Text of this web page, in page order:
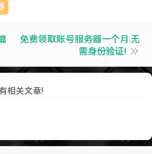
免费领取账号服务器一个月.无
需身份验证!
相关文章!